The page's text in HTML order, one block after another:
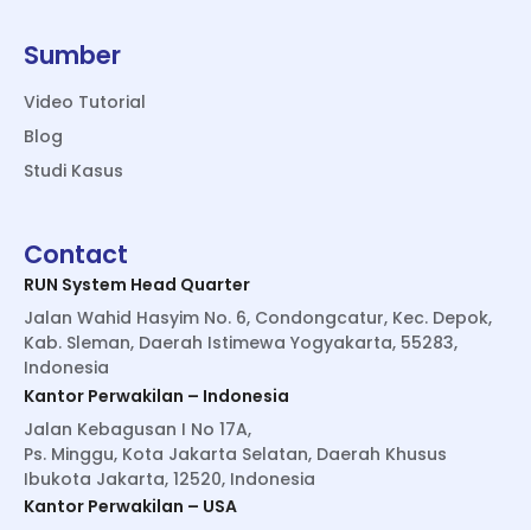
Sumber
Video Tutorial
Blog
Studi Kasus
Contact
RUN System Head Quarter
Jalan Wahid Hasyim No. 6, Condongcatur, Kec. Depok,
Kab. Sleman, Daerah Istimewa Yogyakarta, 55283,
Indonesia
Kantor Perwakilan – Indonesia
Jalan Kebagusan I No 17A,
Ps. Minggu, Kota Jakarta Selatan, Daerah Khusus
Ibukota Jakarta, 12520, Indonesia
Kantor Perwakilan – USA